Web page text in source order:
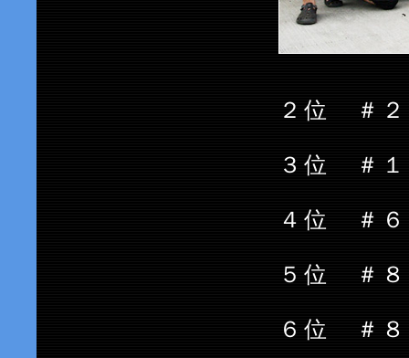
２位 ＃
３位 ＃
４位
５位 ＃
６位 ＃